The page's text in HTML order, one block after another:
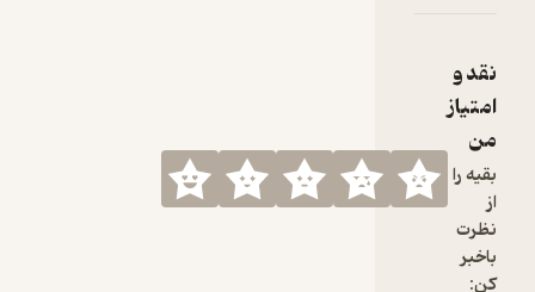
نقد و
امتیاز
من
بقیه را
نظرت
باخبر
کن: